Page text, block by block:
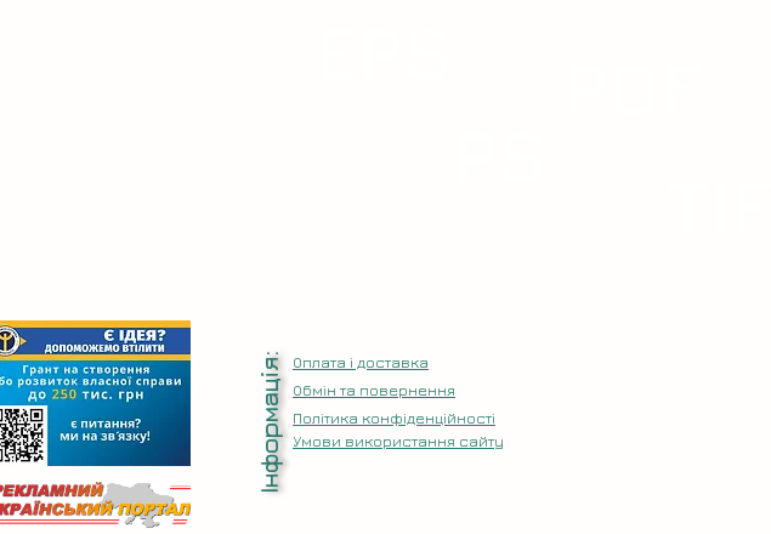
Оплата і доставка
Обмін та повернення
Політика конфіденційності
Умови використання сайту
Інформація: